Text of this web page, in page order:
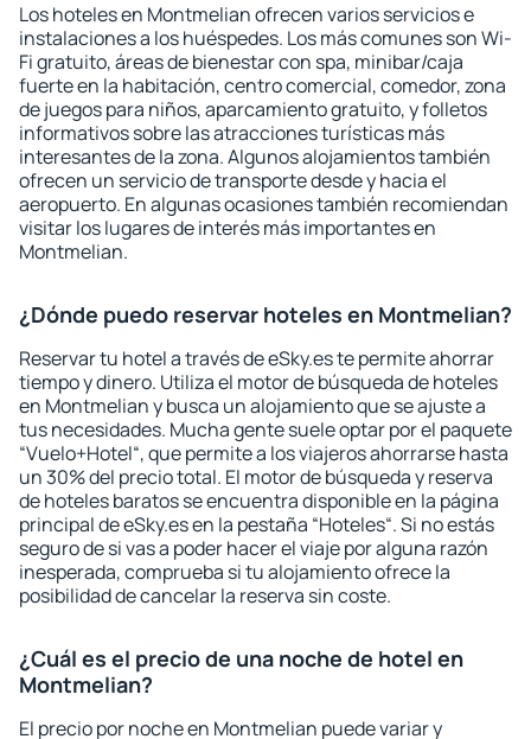
Los hoteles en Montmelian ofrecen varios servicios e
instalaciones a los huéspedes. Los más comunes son Wi-
Fi gratuito, áreas de bienestar con spa, minibar/caja
fuerte en la habitación, centro comercial, comedor, zona
de juegos para niños, aparcamiento gratuito, y folletos
informativos sobre las atracciones turísticas más
interesantes de la zona. Algunos alojamientos también
ofrecen un servicio de transporte desde y hacia el
aeropuerto. En algunas ocasiones también recomiendan
visitar los lugares de interés más importantes en
Montmelian.
¿Dónde puedo reservar hoteles en Montmelian?
Reservar tu hotel a través de eSky.es te permite ahorrar
tiempo y dinero. Utiliza el motor de búsqueda de hoteles
en Montmelian y busca un alojamiento que se ajuste a
tus necesidades. Mucha gente suele optar por el paquete
“Vuelo+Hotel“, que permite a los viajeros ahorrarse hasta
un 30% del precio total. El motor de búsqueda y reserva
de hoteles baratos se encuentra disponible en la página
principal de eSky.es en la pestaña “Hoteles“. Si no estás
seguro de si vas a poder hacer el viaje por alguna razón
inesperada, comprueba si tu alojamiento ofrece la
posibilidad de cancelar la reserva sin coste.
¿Cuál es el precio de una noche de hotel en
Montmelian?
El precio por noche en Montmelian puede variar y